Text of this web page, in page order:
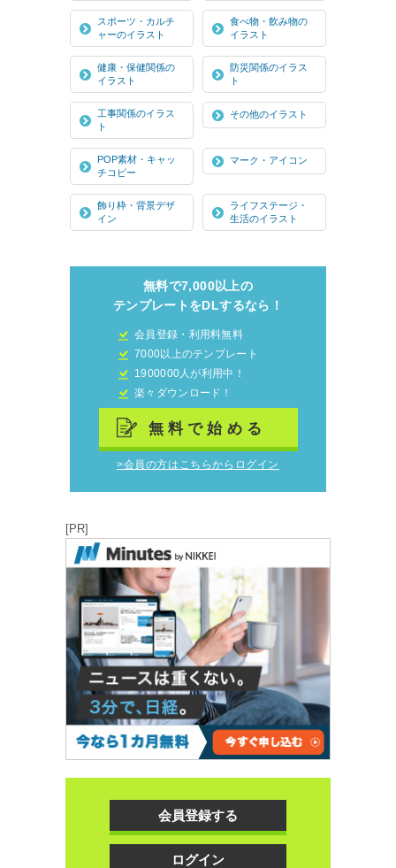
スポーツ・カルチ
ャーのイラスト
食べ物・飲み物の
イラスト
健康・保健関係の
イラスト
防災関係のイラス
ト
工事関係のイラス
ト
その他のイラスト
POP素材・キャッ
チコピー
マーク・アイコン
飾り枠・背景デザ
イン
ライフステージ・
生活のイラスト
無料で7,000以上の
テンプレートをDLするなら！
会員登録・利用料無料
7000以上のテンプレート
1900000人が利用中！
楽々ダウンロード！
無料で始める
>会員の方はこちらからログイン
[PR]
会員登録する
ログイン